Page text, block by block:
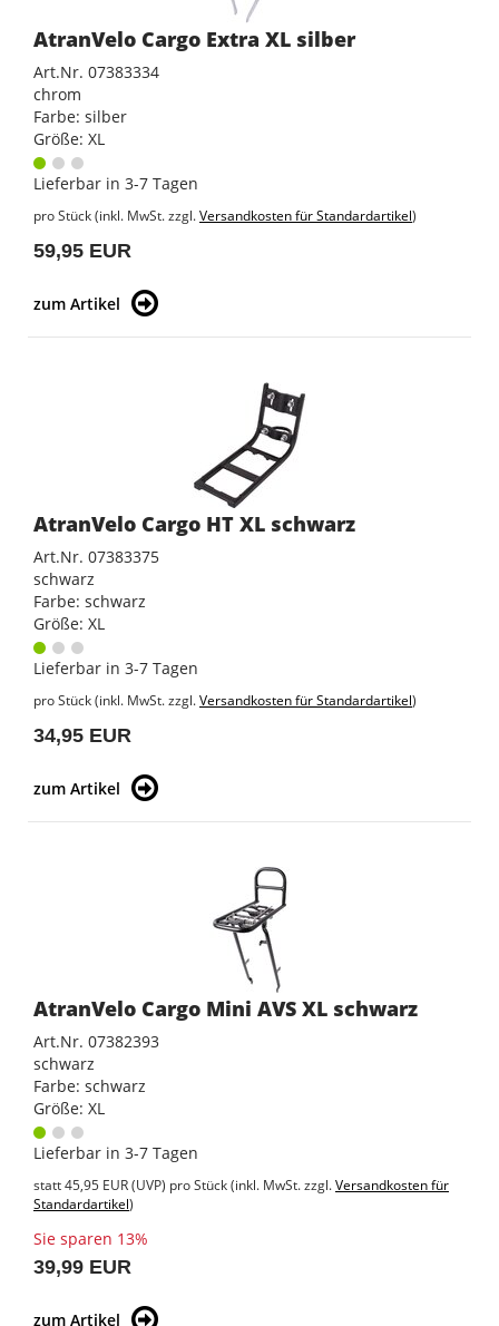
AtranVelo Cargo Extra XL silber
Art.Nr. 07383334
chrom
Farbe: silber
Größe: XL
Lieferbar in 3-7 Tagen
pro Stück (inkl. MwSt. zzgl.Versandkosten für Standardartikel)
59,95 EUR
zum Artikel
AtranVelo Cargo HT XL schwarz
Art.Nr. 07383375
schwarz
Farbe: schwarz
Größe: XL
Lieferbar in 3-7 Tagen
pro Stück (inkl. MwSt. zzgl.Versandkosten für Standardartikel)
34,95 EUR
zum Artikel
AtranVelo Cargo Mini AVS XL schwarz
Art.Nr. 07382393
schwarz
Farbe: schwarz
Größe: XL
Lieferbar in 3-7 Tagen
statt45,95 EUR(UVP) pro Stück (inkl. MwSt. zzgl.Versandkosten für
Standardartikel)
Sie sparen 13%
39,99 EUR
zum Artikel